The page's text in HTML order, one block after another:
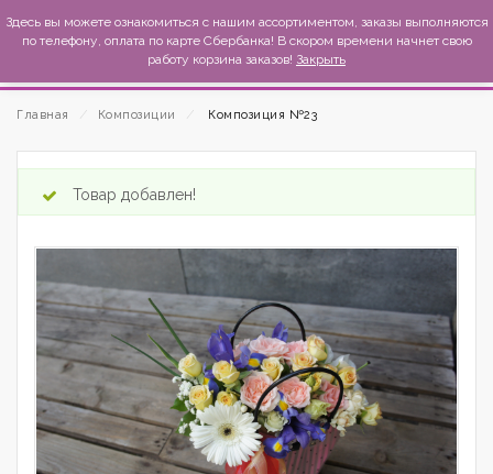
MexиKo
Главная Композиции Композиция №23
Товар добавлен!
Здесь вы можете ознакомиться с нашим ассортиментом, заказы выполняются
по телефону, оплата по карте Сбербанка! В скором времени начнет свою
работу корзина заказов! Закрыть